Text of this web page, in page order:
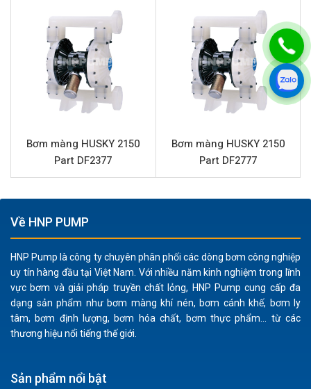
Khả năng bơm đa dạng:
Với thiết kế bơm màng khí
nén, HUSKY 716 D53266 có thể bơm nhiều loại chất
lỏng khác nhau, từ hóa chất ăn mòn, dung môi cho
đến các chất có độ nhớt cao hoặc chứa hạt rắn nhỏ
(lên đến 2.5 mm).
Vật liệu chất lượng cao:
Thân bơm bằng nhôm mang
Các bộ phận như màng và bi bằng Santoprene, phần
Hoạt động an toàn:
điện, lý tưởng cho việc bơm các chất lỏng dễ cháy nổ
hoặc trong môi trường yêu cầu an toàn cao.
Thiết kế nhỏ gọn, dễ lắp đặt:Kích thước đường cấp
khí 1/4” và đường hút/đẩy 3/4” (kết nối ren) giúp việc
tích hợp vào hệ thống hiện có trở nên dễ dàng và linh
Bảo trì đơn giản:
Bơm màng HUSKY 2150
Part DF2377
Bơm màng HUSKY 2150
Part DF2777
Về HNP PUMP
HNP Pump là công ty chuyên phân phối các dòng bơm công nghiệp
uy tín hàng đầu tại Việt Nam. Với nhiều năm kinh nghiệm trong lĩnh
vực bơm và giải pháp truyền chất lỏng, HNP Pump cung cấp đa
dạng sản phẩm như bơm màng khí nén, bơm cánh khế, bơm ly
tâm, bơm định lượng, bơm hóa chất, bơm thực phẩm... từ các
thương hiệu nổi tiếng thế giới.
Sản phẩm nổi bật